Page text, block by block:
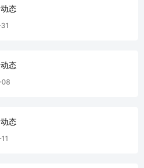
DAESEC交易较前一日扩大1-2个基
获利了结的流动性。在JP市场，
NTT FRNs较前一日扩大1-2个基点。在
约9.4%，并停止成为主要股东。中证500指
收益率较高的市场，VEDLN 30s 下跌了
12.814 Perp 微微上涨了 0.5 个基
上涨了 0.4-0.5 个基点。
态
态
态